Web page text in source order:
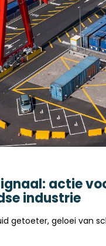
actie
industrie
getoeter, geloei van